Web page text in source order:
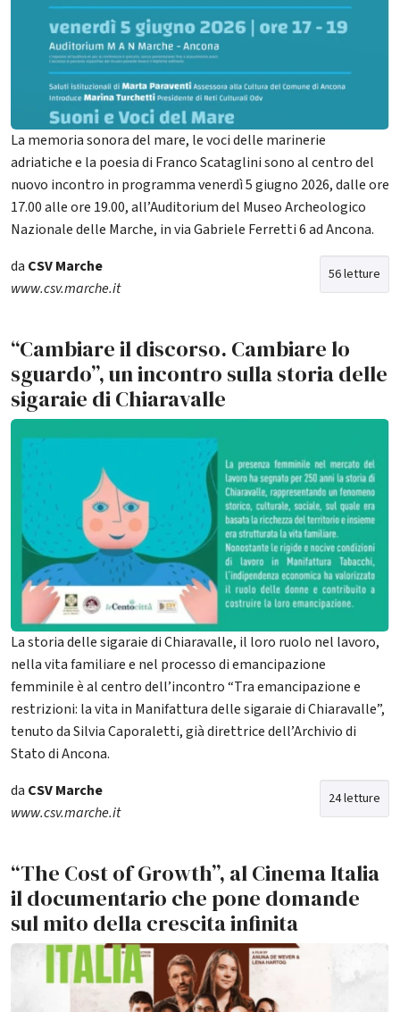
La memoria sonora del mare, le voci delle marinerie
adriatiche e la poesia di Franco Scataglini sono al centro del
nuovo incontro in programma venerdì 5 giugno 2026, dalle ore
17.00 alle ore 19.00, all’Auditorium del Museo Archeologico
Nazionale delle Marche, in via Gabriele Ferretti 6 ad Ancona.
56 letture
da CSV Marche
www.csv.marche.it
“Cambiare il discorso. Cambiare lo
sguardo”, un incontro sulla storia delle
sigaraie di Chiaravalle
La storia delle sigaraie di Chiaravalle, il loro ruolo nel lavoro,
nella vita familiare e nel processo di emancipazione
femminile è al centro dell’incontro “Tra emancipazione e
restrizioni: la vita in Manifattura delle sigaraie di Chiaravalle”,
tenuto da Silvia Caporaletti, già direttrice dell’Archivio di
Stato di Ancona.
24 letture
da CSV Marche
www.csv.marche.it
“The Cost of Growth”, al Cinema Italia
il documentario che pone domande
sul mito della crescita infinita